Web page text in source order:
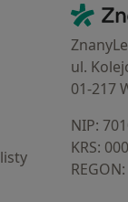
ul.
01-217
NIP:
KRS: